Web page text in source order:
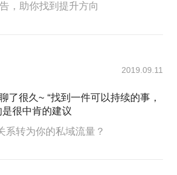
，助你找到提升方向
2019.09.11
了很久~ “找到一件可以持续的事，
很中肯的建议
系转为你的私域流量？